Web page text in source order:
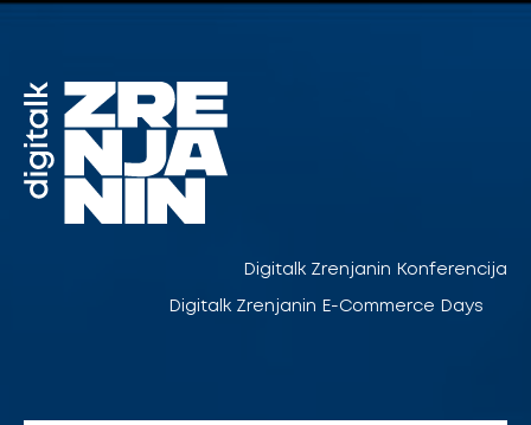
Digitalk Zrenjanin Konferencija
Digitalk Zrenjanin E-Commerce Days